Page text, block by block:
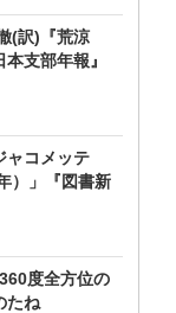
(訳)『荒涼
支部年報』
ャコメッテ
）」『図書新
度全方位の
たね